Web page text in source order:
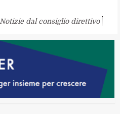
Notizie dal consiglio direttivo